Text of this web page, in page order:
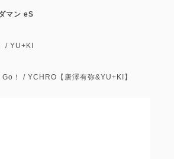
マン eS
/ YU+KI
Go！ / YCHRO【唐澤有弥&YU+KI】